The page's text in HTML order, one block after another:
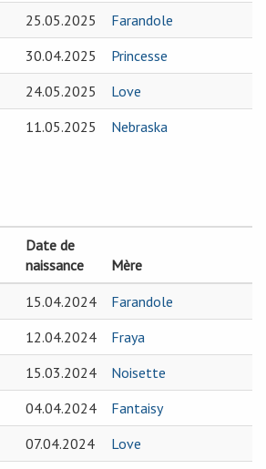
25.05.2025
Farandole
30.04.2025
Princesse
24.05.2025
Love
11.05.2025 Nebraska
Date de
naissance
Mère
15.04.2024
Farandole
12.04.2024
Fraya
15.03.2024
Noisette
04.04.2024
Fantaisy
07.04.2024
Love